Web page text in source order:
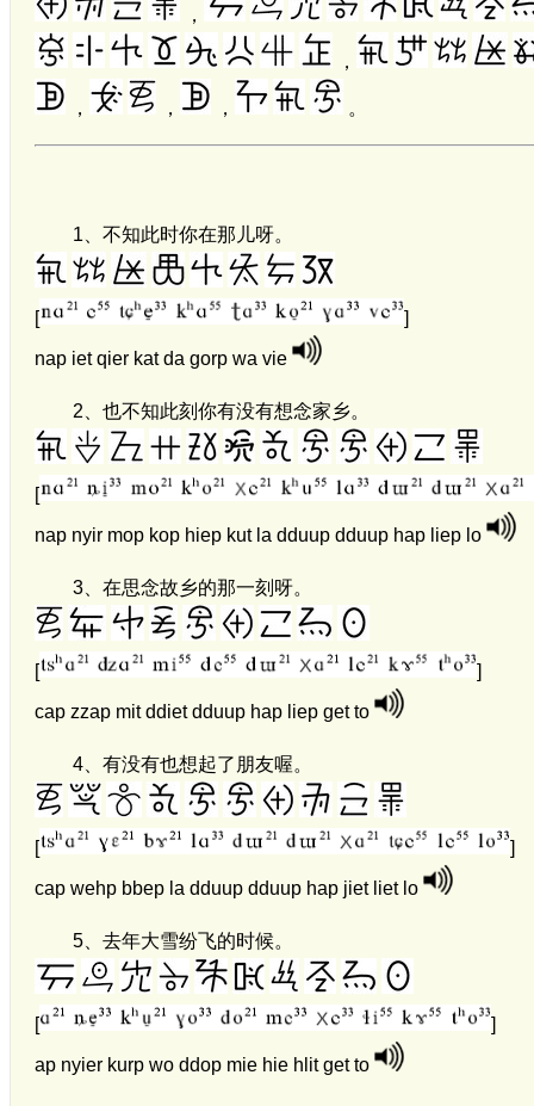
，
，
， ， ， 。
1、 不知此时你在那儿呀。
[
]
nap iet qier kat da gorp wa vie
2、 也不知此刻你有没有想念家乡。
[
nap nyir mop kop hiep kut la dduup dduup hap liep lo
3、 在思念故乡的那一刻呀。
[
]
cap zzap mit ddiet dduup hap liep get to
4、 有没有也想起了朋友喔。
[
]
cap wehp bbep la dduup dduup hap jiet liet lo
5、 去年大雪纷飞的时候。
[
]
ap nyier kurp wo ddop mie hie hlit get to